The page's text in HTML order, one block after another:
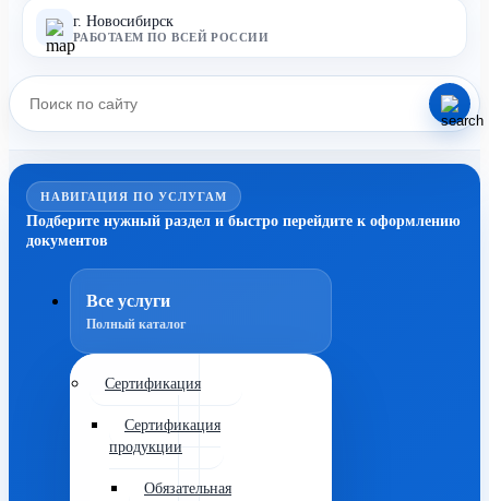
г. Новосибирск
РАБОТАЕМ ПО ВСЕЙ РОССИИ
НАВИГАЦИЯ ПО УСЛУГАМ
Подберите нужный раздел и быстро перейдите к оформлению
документов
Все услуги
Полный каталог
Сертификация
Сертификация
продукции
Обязательная